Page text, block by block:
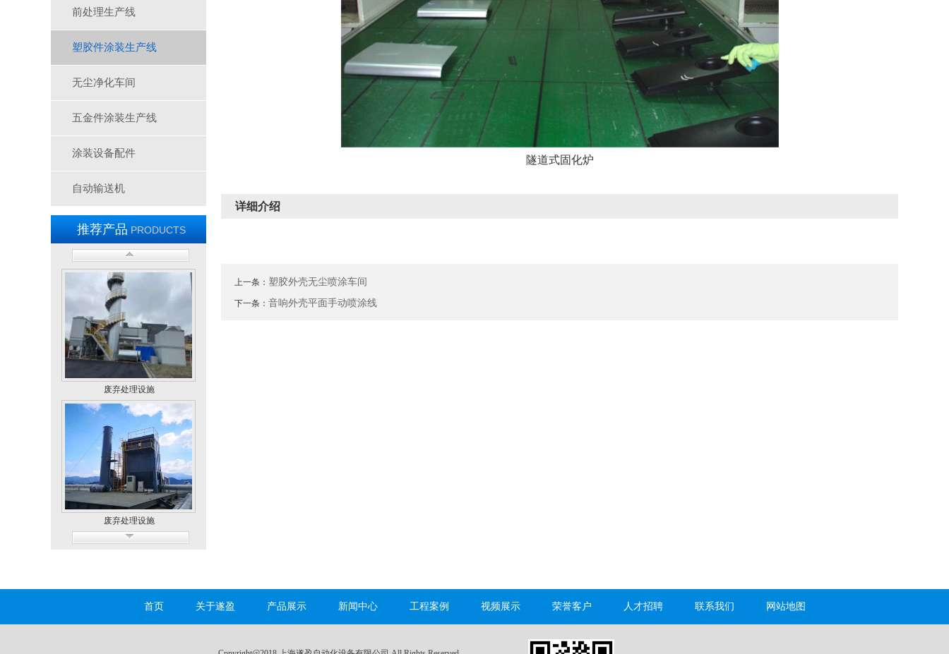
前处理生产线
塑胶件涂装生产线
无尘净化车间
五金件涂装生产线
涂装设备配件
自动输送机
推荐产品PRODUCTS
无尘车间-2
废弃处理设施
废弃处理设施
无尘车间
隧道式固化炉
详细介绍
上一条： 塑胶外壳无尘喷涂车间
下一条：音响外壳平面手动喷涂线
首页 关于遂盈 产品展示 新闻中心 工程案例 视频展示 荣誉客户 人才招聘 联系我们 网站地图